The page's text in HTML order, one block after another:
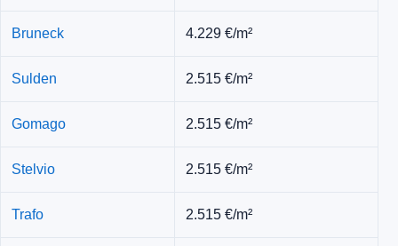
Bruneck 4.229 €/m²
Sulden 2.515 €/m²
Gomago 2.515 €/m²
Stelvio 2.515 €/m²
Trafo 2.515 €/m²